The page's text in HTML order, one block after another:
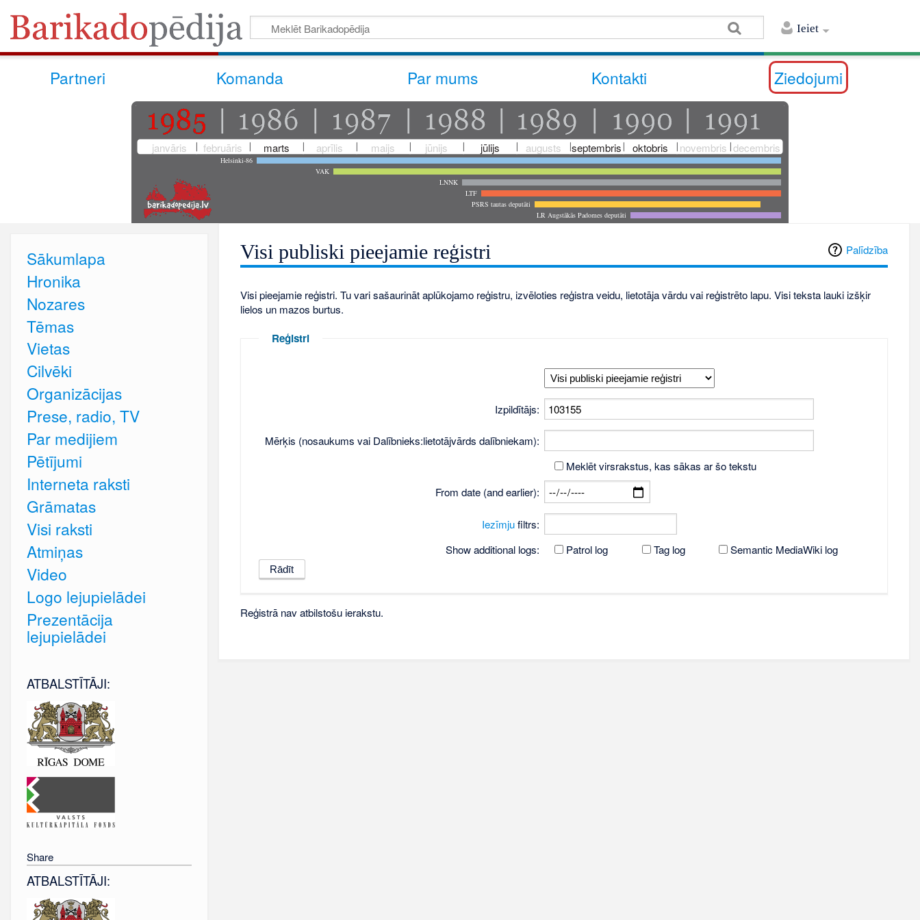
Ieiet
Partneri Komanda Par mums Kontakti Ziedojumi
janvāris februāris marts aprīlis maijs jūnijs jūlijs augusts septembris oktobris novembris decembris
Helsinki-86
VAK
LNNK
LTF
PSRS tautas deputāti
LR Augstākās Padomes deputāti
Palīdzība
Visi publiski pieejamie reģistri
Visi pieejamie reģistri. Tu vari sašaurināt aplūkojamo reģistru, izvēloties reģistra veidu, lietotāja vārdu vai reģistrēto lapu. Visi teksta lauki izšķir
lielos un mazos burtus.
Reģistri
Izpildītājs:
Mērķis (nosaukums vai Dalībnieks:lietotājvārds dalībniekam):
Meklēt virsrakstus, kas sākas ar šo tekstu
From date (and earlier):
Iezīmjufiltrs:
Show additional logs:
Patrol log Tag log Semantic MediaWiki log
Reģistrā nav atbilstošu ierakstu.
Sākumlapa
Hronika
Nozares
Tēmas
Vietas
Cilvēki
Organizācijas
Prese, radio, TV
Par medijiem
Pētījumi
Interneta raksti
Grāmatas
Visi raksti
Atmiņas
Video
Logo lejupielādei
Prezentācija
lejupielādei
ATBALSTĪTĀJI:
Share
ATBALSTĪTĀJI: